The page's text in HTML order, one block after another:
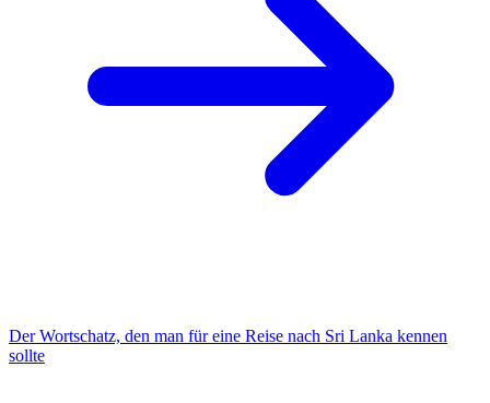
Der Wortschatz, den man für eine Reise nach Sri Lanka kennen
sollte